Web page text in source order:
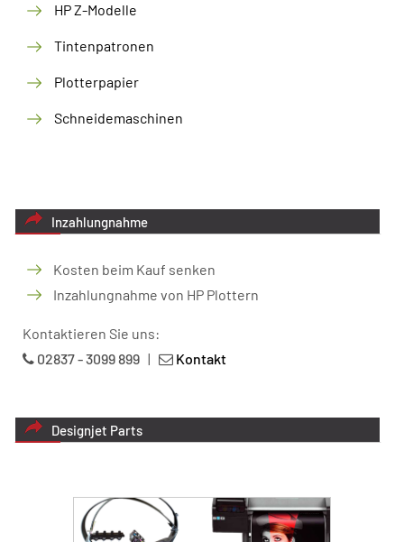
HP Z-Modelle
Tintenpatronen
Plotterpapier
Schneidemaschinen
Inzahlungnahme
Kosten beim Kauf senken
Inzahlungnahme von HP Plottern
Kontaktieren Sie uns:
02837 - 3099 899 | Kontakt
Designjet Parts